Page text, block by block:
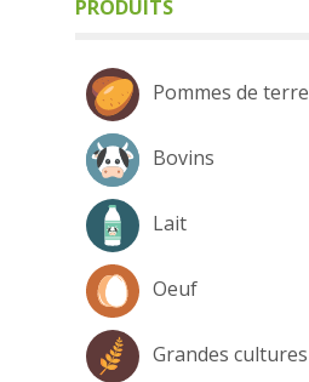
PRODUITS
Pommes de terre
Bovins
Lait
Oeuf
Grandes cultures